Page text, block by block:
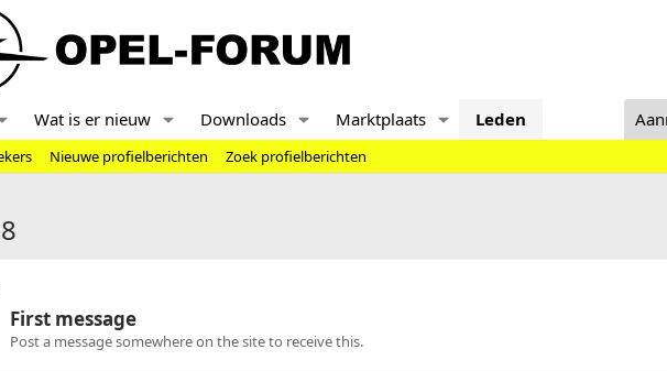
Wat is er nieuw Downloads Marktplaats Leden
Nieuwe profielberichten
Zoek profielberichten
First message
Post a message somewhere on the site to receive this.